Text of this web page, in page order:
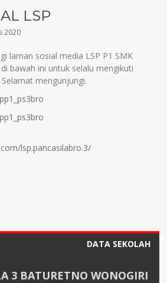
LSP
2020
laman sosial media LSP P1 SMK
bawah ini untuk selalu mengikuti
mengunjungi.
lsp.pancasilabro.3/
DATA SEKOLAH
3 BATURETNO WONOGIRI